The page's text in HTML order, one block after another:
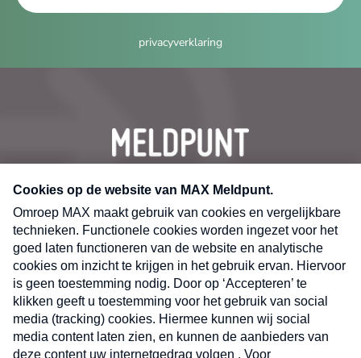
privacyverklaring
CONTACT
Volg ons op